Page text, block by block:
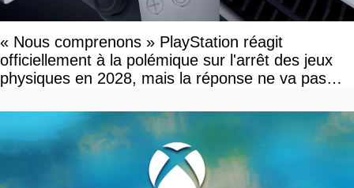
« Nous comprenons » PlayStation réagit
officiellement à la polémique sur l'arrêt des jeux
physiques en 2028, mais la réponse ne va pas